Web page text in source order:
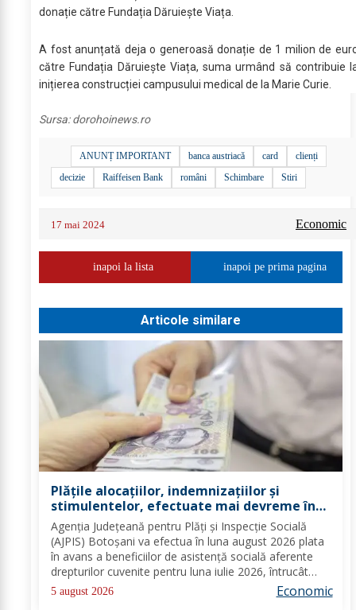
donație către Fundația Dăruiește Viața.
A fost anunțată deja o generoasă donație de 1 milion de
către Fundația Dăruiește Viața, suma urmând să contribuie
inițierea construcției campusului medical de la Marie Curie.
Sursa:dorohoinews.ro
ANUNȚ IMPORTANT banca austriacă card
clienți
decizie
Raiffeisen Bank români Schimbare Stiri
17 mai 2024 Economic
inapoi la lista inapoi pe prima pagina
Articole similare
Plățile alocațiilor, indemnizațiilor și
stimulentelor, efectuate mai devreme în
luna august 2026
Agenția Județeană pentru Plăți și Inspecție Socială
(AJPIS) Botoșani va efectua în luna august 2026 plata
în avans a beneficiilor de asistență socială aferente
drepturilor cuvenite pentru luna iulie 2026, întrucât
data de 8 august 2026, prevăzută în calendarul de
plată, este zi nelucrătoare....
5 august 2026 Economic